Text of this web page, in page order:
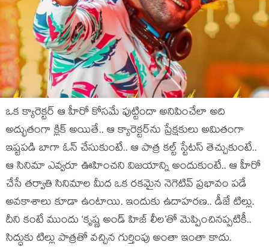
ఒక క్యారెక్టర్ ఆ హీరో కోసమే పుట్టిందా అనిపించేలా అది
అద్భుతంగా క్లిక్ అయితే.. ఆ క్యారెక్టర్‌ను ప్రేక్షకులు అమితంగా
ఇష్టపడి బాగా ఓన్ చేసుకుంటే.. ఆ పాత్ర కల్ట్ స్టేటస్ తెచ్చుకుంటే..
ఆ సినిమా ఎవ్వరూ ఊహించని విజయాన్ని అందుకుంటే.. ఆ హీరో
చేసే తర్వాతి సినిమాల మీద ఒక రకమైన నెగెటివ్ ప్రభావం పడే
అవకాశాలు కూడా ఉంటాయి. ఇందుకు ఉదాహరణ.. డీజే టిల్లు.
దీని కంటే ముందు ‘కృష్ణ అండ్ హిజ్ లీల’తో మెప్పించినప్పటికీ..
సిద్ధుకు టిల్లు పాత్రతో వచ్చిన గుర్తింపు అంతా ఇంతా కాదు.